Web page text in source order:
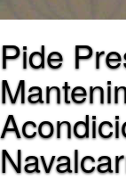
Pide